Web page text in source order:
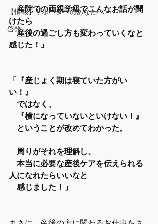
【情報】サポーターのあなたへ
啓発
産院での両親学級でこんなお話が聞
けたら
産後の過ごし方も変わっていくなと
感じた！」
「『産じょく期は寝ていた方がい
い！』
ではなく、
『横になっていないといけない！』
ということが改めてわかった。
周りがそれを理解し、
本当に必要な産後ケアを伝えられる
人になれたらいいなと
感じました！」